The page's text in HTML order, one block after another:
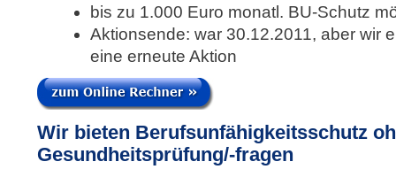
bis zu 1.000 Euro monatl. BU-Schutz
Aktionsende: war 30.12.2011, aber wir
eine erneute Aktion
Wir bieten Berufsunfähigkeitsschutz
Gesundheitsprüfung/-fragen